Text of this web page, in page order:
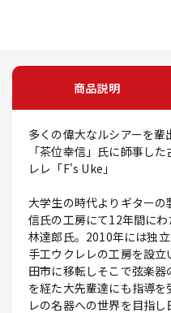
商品説明
多くの偉大なルシアーを
「茶位幸信」氏に師事し
レレ「F's Uke」
大学生の時代よりギター
信氏の工房にて12年間に
林達郎氏。2010年には独
手工ウクレレの工房を設
田市に移転しそこで弦楽
を経た大先輩達にも指導
レの名器への世界を目指し